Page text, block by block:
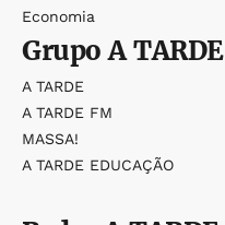
Economia
GrupoA TARDE
A TARDE
A TARDE FM
MASSA!
A TARDE EDUCAÇÃO